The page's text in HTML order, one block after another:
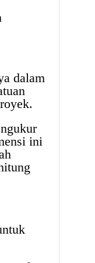
dalam
ini